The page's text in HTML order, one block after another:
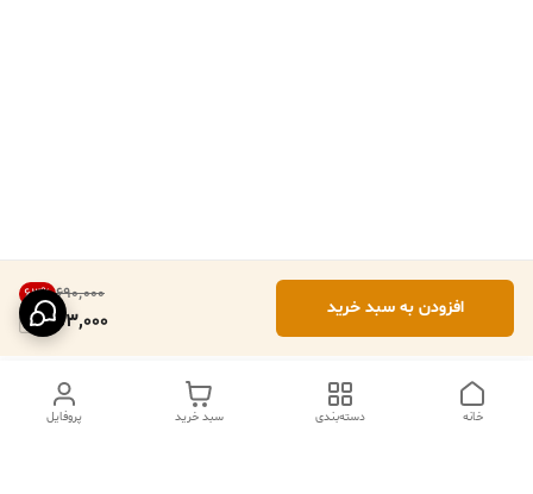
۶۹۰٬۰۰۰ 63%
253,000
افزودن به سبد خرید
پروفایل سبد خرید دسته‌بندی خانه